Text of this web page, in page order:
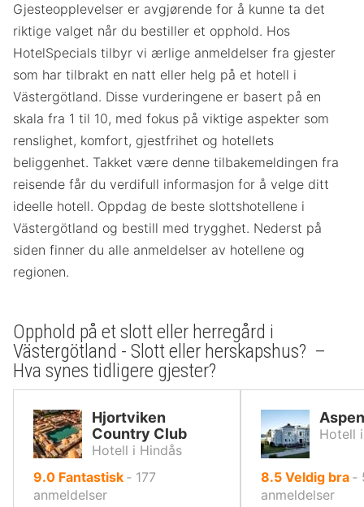
Gjesteopplevelser er avgjørende for å kunne ta det
riktige valget når du bestiller et opphold. Hos
HotelSpecials tilbyr vi ærlige anmeldelser fra gjester
som har tilbrakt en natt eller helg på et hotell i
Västergötland. Disse vurderingene er basert på en
skala fra 1 til 10, med fokus på viktige aspekter som
renslighet, komfort, gjestfrihet og hotellets
beliggenhet. Takket være denne tilbakemeldingen fra
reisende får du verdifull informasjon for å velge ditt
ideelle hotell. Oppdag de beste slottshotellene i
Västergötland og bestill med trygghet. Nederst på
siden finner du alle anmeldelser av hotellene og
regionen.
Opphold på et slott eller herregård i
Västergötland - Slott eller herskapshus? –
Hva synes tidligere gjester?
Hjortviken
Country Club
Hotell i Hindås
9.0av
10,
Fantastisk ‐ 177
anmeldelser
Hotell
8.5av
10,
Veldig bra ‐
anmeldelser